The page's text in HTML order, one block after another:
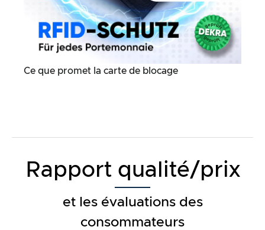
Ce que promet la carte de blocage
Rapport qualité/prix
et les évaluations des
consommateurs